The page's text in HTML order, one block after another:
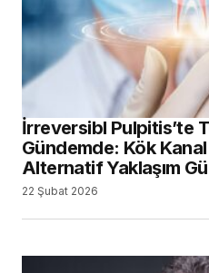
İrreversibl Pulpitis’te
Gündemde: Kök
Alternatif Yaklaşım
22 Şubat 2026